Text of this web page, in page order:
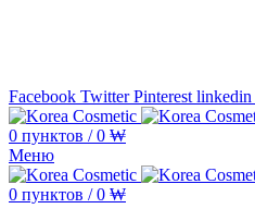
Facebook Twitter Pinterest linkedin
0 пунктов / 0 ₩
Меню
0 пунктов / 0 ₩